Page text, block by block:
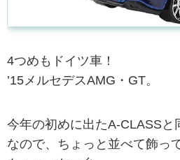
4つめもドイツ車！
’15メルセデスAMG・GT。
今年の初めに出たA-CLASSと
なので、ちょっと並べて飾っ